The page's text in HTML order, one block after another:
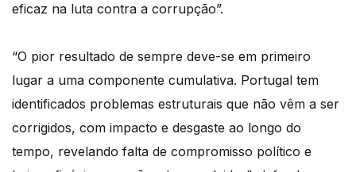
eficaz na luta contra a corrupção”.
“O pior resultado de sempre deve-se em primeiro
lugar a uma componente cumulativa. Portugal tem
identificados problemas estruturais que não vêm a ser
corrigidos, com impacto e desgaste ao longo do
tempo, revelando falta de compromisso político e